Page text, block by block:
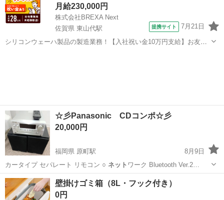
月給230,000円
株式会社BREXA Next
佐賀県 東山代駅
提携サイト 7月21日
シリコンウェーハ製品の製造業務！【入社祝い金10万円支給】お友達
☆彡Panasonic CDコンポ☆彡
20,000円
福岡県 原町駅
8月9日
カータイプ セパレート リモコン ○ ネット ワーク Bluetooth Ver.2…
福岡 糟屋郡 原町駅 オーディオ PMX
壁掛けゴミ箱（8L・フック付き）
0円